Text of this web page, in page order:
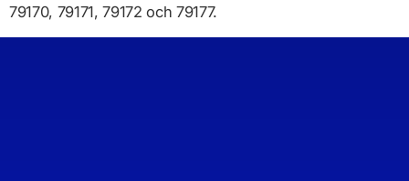
79170, 79171, 79172 och 79177.